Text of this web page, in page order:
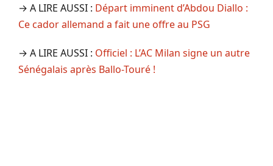
→ A LIRE AUSSI : Départ imminent d’Abdou Diallo :
Ce cador allemand a fait une offre au PSG
→ A LIRE AUSSI : Officiel : L’AC Milan signe un autre
Sénégalais après Ballo-Touré !